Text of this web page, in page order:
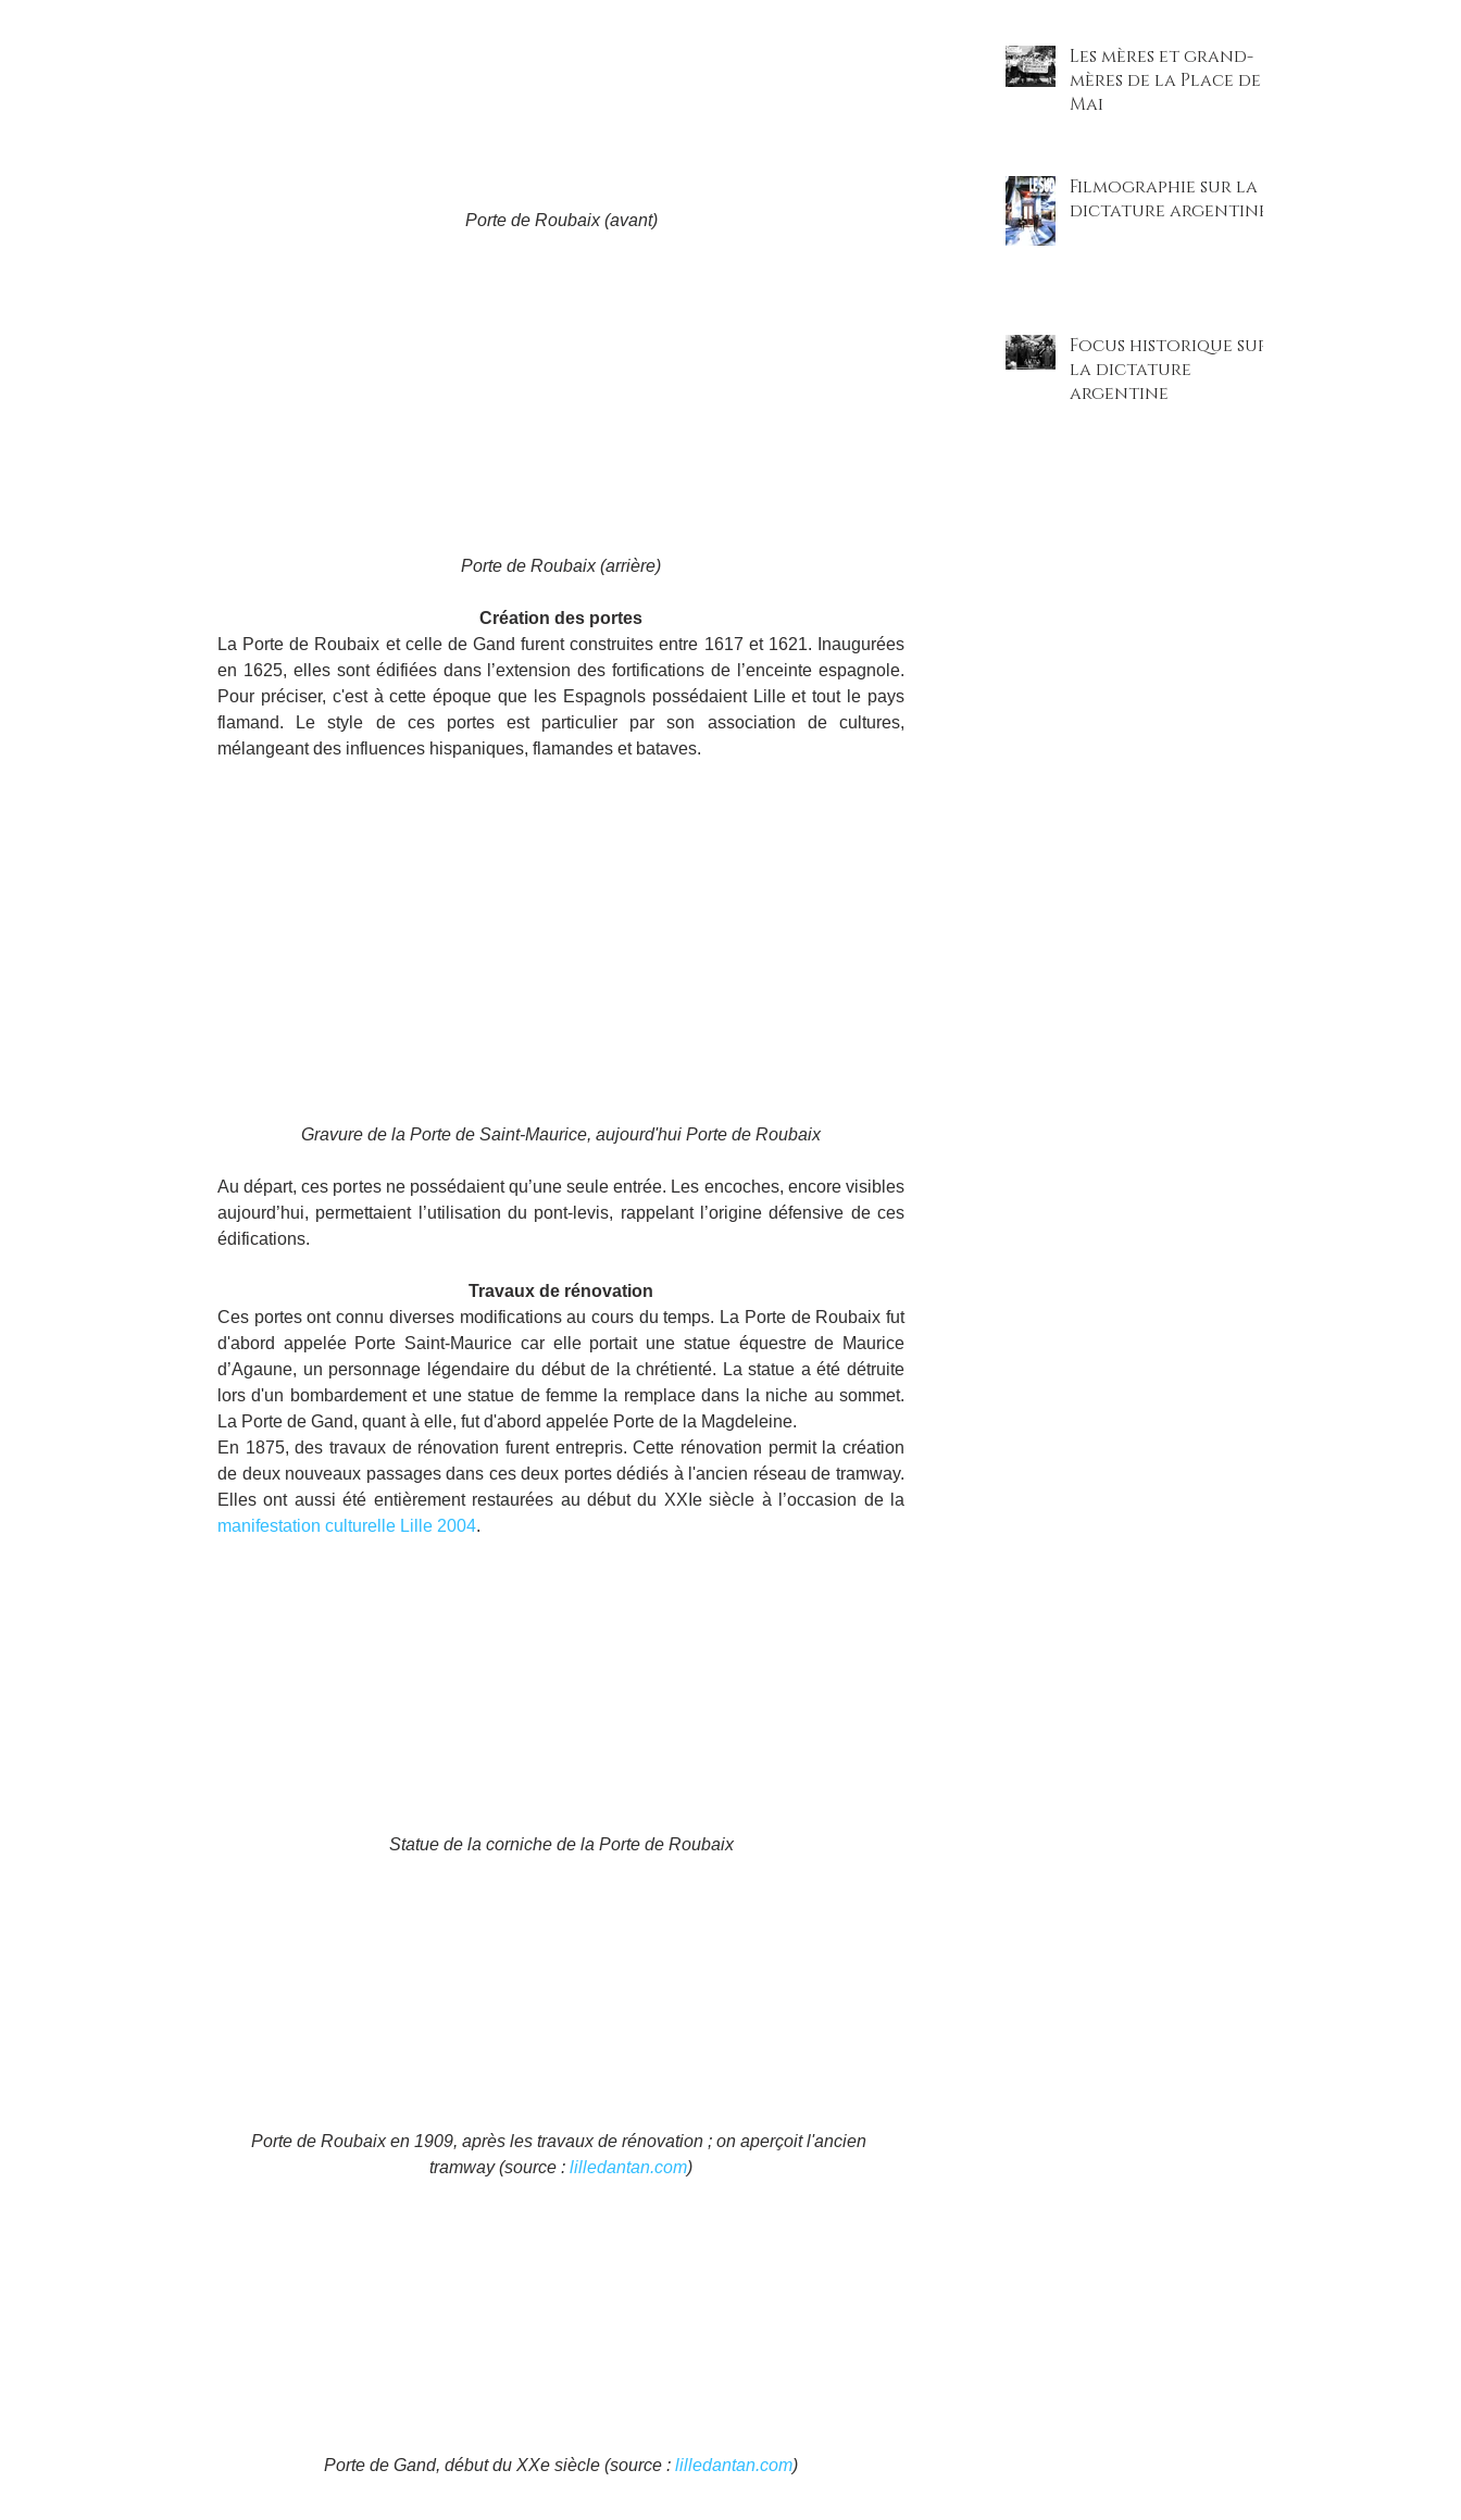
Porte de Roubaix (avant)
Porte de Roubaix (arrière)
Création des portes
La Porte de Roubaix et celle de Gand furent construites entre 1617 et 1621. Inaugurées
en 1625, elles sont édifiées dans l’extension des fortifications de l’enceinte espagnole.
Pour préciser, c'est à cette époque que les Espagnols possédaient Lille et tout le pays
flamand. Le style de ces portes est particulier par son association de cultures,
mélangeant des influences hispaniques, flamandes et bataves.
Gravure de la Porte de Saint-Maurice, aujourd'hui Porte de Roubaix
Au départ, ces portes ne possédaient qu’une seule entrée. Les encoches, encore visibles
aujourd’hui, permettaient l’utilisation du pont-levis, rappelant l’origine défensive de ces
édifications.
Travaux de rénovation
Ces portes ont connu diverses modifications au cours du temps. La Porte de Roubaix fut
d'abord appelée Porte Saint-Maurice car elle portait une statue équestre de Maurice
d’Agaune, un personnage légendaire du début de la chrétienté. La statue a été détruite
lors d'un bombardement et une statue de femme la remplace dans la niche au sommet.
La Porte de Gand, quant à elle, fut d'abord appelée Porte de la Magdeleine.
En 1875, des travaux de rénovation furent entrepris. Cette rénovation permit la création
de deux nouveaux passages dans ces deux portes dédiés à l'ancien réseau de tramway.
manifestation culturelle Lille 2004.
Statue de la corniche de la Porte de Roubaix
Porte de Roubaix en 1909, après les travaux de rénovation ; on aperçoit l'ancien
tramway (source : lilledantan.com)
Porte de Gand, début du XXe siècle (source : lilledantan.com)
Les mères et grand-
mères de la Place de
Mai
Filmographie sur la
dictature argentine
Focus historique sur
la dictature
argentine